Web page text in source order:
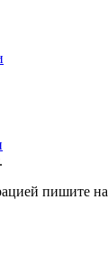
пишите на